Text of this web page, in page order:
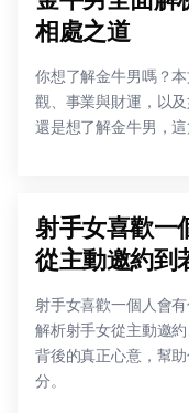
相處之道
你想了解金牛男嗎？
觀、事業與財運，以
還是想了解金牛男，
射手女喜歡一
從主動邀約到
射手女喜歡一個人會
解析射手女從主動邀
背後的真正心意，幫
分。